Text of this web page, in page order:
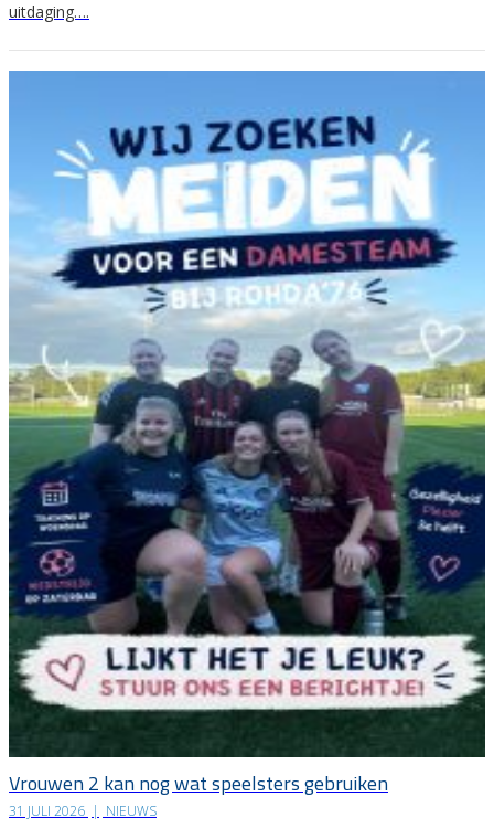
uitdaging….
Vrouwen 2 kan nog wat speelsters gebruiken
31 JULI 2026 | NIEUWS